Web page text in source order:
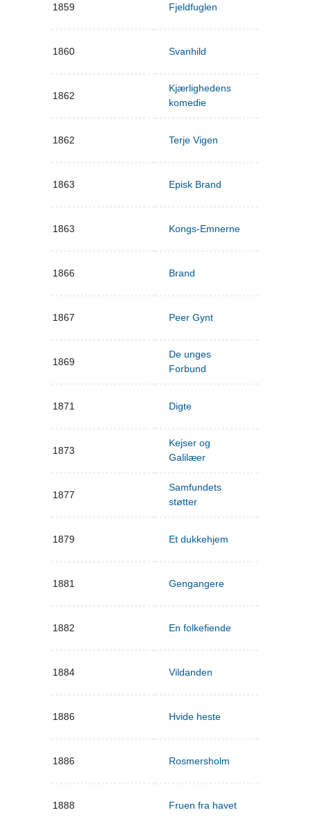
1859 Fjeldfuglen
1860 Svanhild
1862
Kjærlighedens
komedie
1862 Terje Vigen
1863 Episk Brand
1863 Kongs-Emnerne
1866 Brand
1867 Peer Gynt
1869
De unges
Forbund
1871 Digte
1873
Kejser og
Galilæer
1877
Samfundets
støtter
1879 Et dukkehjem
1881 Gengangere
1882 En folkefiende
1884 Vildanden
1886 Hvide heste
1886 Rosmersholm
1888 Fruen fra havet